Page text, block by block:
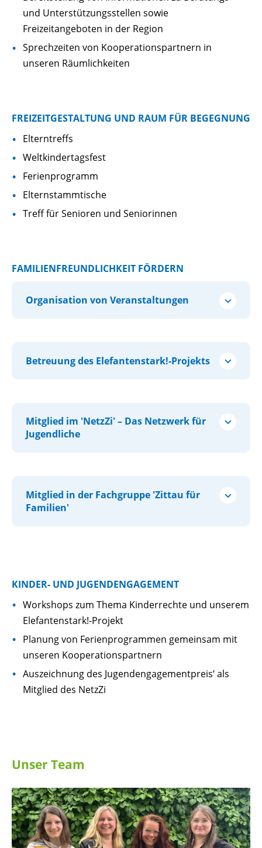
und Unterstützungsstellen sowie
Freizeitangeboten in der Region
Sprechzeiten von Kooperationspartnern in
unseren Räumlichkeiten
FREIZEITGESTALTUNG UND RAUM FÜR BEGEGNUNG
Elterntreffs
Weltkindertagsfest
Ferienprogramm
Elternstammtische
Treff für Senioren und Seniorinnen
FAMILIENFREUNDLICHKEIT FÖRDERN
Organisation von Veranstaltungen
Betreuung des Elefantenstark!-Projekts
Mitglied im 'NetzZi' – Das Netzwerk für
Jugendliche
Mitglied in der Fachgruppe 'Zittau für
Familien'
KINDER- UND JUGENDENGAGEMENT
Workshops zum Thema Kinderrechte und unserem
Elefantenstark!-Projekt
Planung von Ferienprogrammen gemeinsam mit
unseren Kooperationspartnern
Auszeichnung des Jugendengagementpreis‘ als
Mitglied des NetzZi
Unser Team